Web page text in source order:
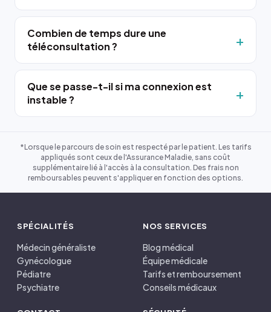
Combien de temps dure une
téléconsultation ?
Que se passe-t-il si ma connexion est
instable ?
*Lorsque le parcours de soin est respecté par le patient. Les tarifs
appliqués sont ceux de l'Assurance Maladie, sans coût
supplémentaire lié à l'accès à la consultation. Des frais non
remboursables peuvent s'appliquer en fonction des options.
SPÉCIALITÉS
Médecin généraliste
Gynécologue
Pédiatre
Psychiatre
NOS SERVICES
Blog médical
Équipe médicale
Tarifs et remboursement
Conseils médicaux